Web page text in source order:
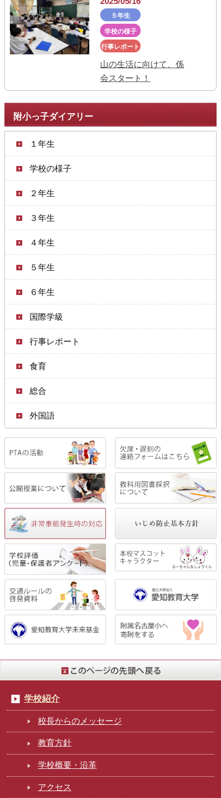
附小っ子ダイアリー
１年生
学校の様子
２年生
３年生
４年生
５年生
６年生
国際学級
行事レポート
食育
総合
外国語
５年生
学校の様子
行事レポート
山の生活に向けて、係
会スタート！
学校紹介
校長からのメッセージ
教育方針
学校概要・沿革
アクセス